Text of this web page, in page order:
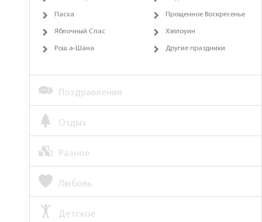
Пасха Прощенное Воскресенье
Яблочный Спас Хэллоуин
Рош а-Шана Другие праздники
Поздравления
Отдых
Разное
Любовь
Детское